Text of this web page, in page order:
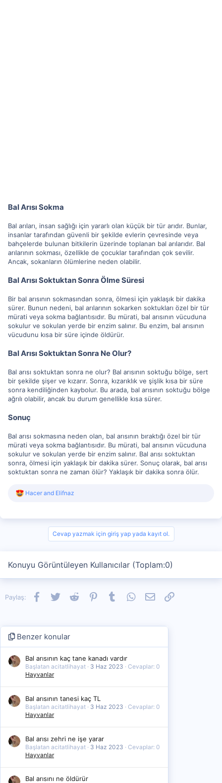
Bal Arısı Sokma
Bal arıları, insan sağlığı için yararlı olan küçük bir tür arıdır. Bunlar,
insanlar tarafından güvenli bir şekilde evlerin çevresinde veya
bahçelerde bulunan bitkilerin üzerinde toplanan bal arılarıdır. Bal
arılarının sokması, özellikle de çocuklar tarafından çok sevilir.
Ancak, sokanların ölümlerine neden olabilir.
Bal Arısı Soktuktan Sonra Ölme Süresi
Bir bal arısının sokmasından sonra, ölmesi için yaklaşık bir dakika
sürer. Bunun nedeni, bal arılarının sokarken soktukları özel bir tür
mürati veya sokma bağlantısıdır. Bu mürati, bal arısının vücuduna
sokulur ve sokulan yerde bir enzim salınır. Bu enzim, bal arısının
vücudunu kısa bir süre içinde öldürür.
Bal Arısı Soktuktan Sonra Ne Olur?
Bal arısı soktuktan sonra ne olur? Bal arısının soktuğu bölge, sert
bir şekilde şişer ve kızarır. Sonra, kızarıklık ve şişlik kısa bir süre
sonra kendiliğinden kaybolur. Bu arada, bal arısının soktuğu bölge
ağrılı olabilir, ancak bu durum genellikle kısa sürer.
Sonuç
Bal arısı sokmasına neden olan, bal arısının bıraktığı özel bir tür
mürati veya sokma bağlantısıdır. Bu mürati, bal arısının vücuduna
sokulur ve sokulan yerde bir enzim salınır. Bal arısı soktuktan
sonra, ölmesi için yaklaşık bir dakika sürer. Sonuç olarak, bal arısı
soktuktan sonra ne zaman ölür? Yaklaşık bir dakika sonra ölür.
R
:
Hacer and Elifnaz
Cevap yazmak için giriş yap yada kayıt ol.
Konuyu Görüntüleyen Kullanıcılar (Toplam:0)
Paylaş: Facebook
TwitterReddit PinterestTumblrWhatsApp
E-postaLink
Benzer konular
Bal arısının kaç tane kanadı vardır
Başlatan acitatlihayat 3 Haz 2023
Cevaplar: 0
Hayvanlar
Bal arısının tanesi kaç TL
Başlatan acitatlihayat 3 Haz 2023
Cevaplar: 0
Hayvanlar
Bal arısı zehri ne işe yarar
Başlatan acitatlihayat 3 Haz 2023
Cevaplar: 0
Hayvanlar
Bal arısını ne öldürür